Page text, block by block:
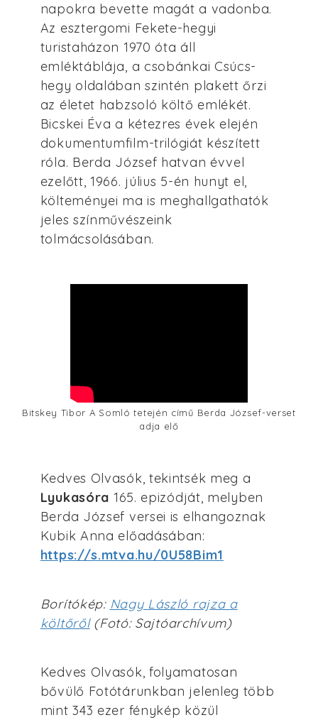
napokra bevette magát a vadonba.
Az esztergomi Fekete-hegyi
turistaházon 1970 óta áll
emléktáblája, a csobánkai Csúcs-
hegy oldalában szintén plakett őrzi
az életet habzsoló költő emlékét.
Bicskei Éva a kétezres évek elején
dokumentumfilm-trilógiát készített
róla. Berda József hatvan évvel
ezelőtt, 1966. július 5-én hunyt el,
költeményei ma is meghallgathatók
jeles színművészeink
tolmácsolásában.
Bitskey Tibor A Somló tetején című Berda József-verset
adja elő
Kedves Olvasók, tekintsék meg a
Lyukasóra 165. epizódját, melyben
Berda József versei is elhangoznak
Kubik Anna előadásában:
https://s.mtva.hu/0U58Bim1
Borítókép: Nagy László rajza a
költőről(Fotó: Sajtóarchívum)
Kedves Olvasók, folyamatosan
bővülő Fotótárunkban jelenleg több
mint 343 ezer fénykép közül